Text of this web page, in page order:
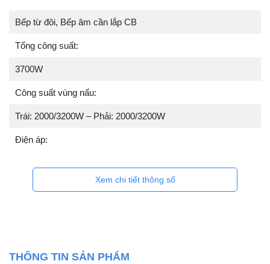
Bếp từ đôi, Bếp âm cần lắp CB
Tổng công suất:
3700W
Công suất vùng nấu:
Trái: 2000/3200W – Phải: 2000/3200W
Điện áp:
Xem chi tiết thông số
THÔNG TIN SẢN PHẨM